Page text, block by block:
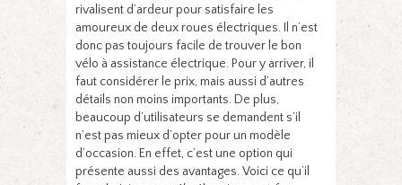
rivalisent d’ardeur pour satisfaire les
amoureux de deux roues électriques. Il n’est
donc pas toujours facile de trouver le bon
vélo à assistance électrique. Pour y arriver, il
faut considérer le prix, mais aussi d’autres
détails non moins importants. De plus,
beaucoup d’utilisateurs se demandent s’il
n’est pas mieux d’opter pour un modèle
d’occasion. En effet, c’est une option qui
présente aussi des avantages. Voici ce qu’il